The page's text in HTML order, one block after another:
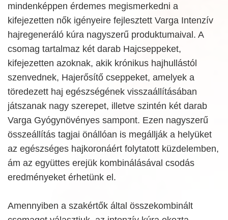
mindenképpen érdemes megismerkedni a
kifejezetten nők igényeire fejlesztett Varga Intenzív
hajregeneráló kúra nagyszerű produktumaival. A
csomag tartalmaz két darab Hajcseppeket,
kifejezetten azoknak, akik krónikus hajhullástól
szenvednek, Hajerősítő cseppeket, amelyek a
töredezett haj egészségének visszaállításában
játszanak nagy szerepet, illetve szintén két darab
Varga Gyógynövényes sampont. Ezen nagyszerű
összeállítás tagjai önállóan is megállják a helyüket
az egészséges hajkoronáért folytatott küzdelemben,
ám az együttes erejük kombinálásával csodás
eredményeket érhetünk el.
Amennyiben a szakértők által összekombinált